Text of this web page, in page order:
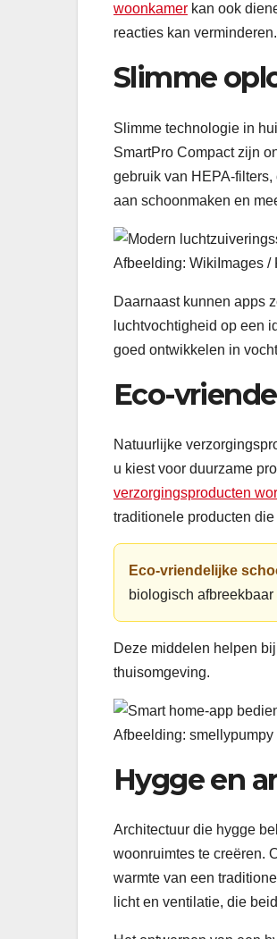
woonkamer kan ook
reacties kan verminderen.
Slimme
Slimme technologie in
SmartPro Compact zijn
gebruik van HEPA-
aan schoonmaken en
Afbeelding: WikiImages /
Daarnaast kunnen apps
luchtvochtigheid op een
goed ontwikkelen in
Eco-
Natuurlijke
u kiest voor duurzame
verzorgingsproducten
traditionele producten
Eco-vriendelijke
biologisch
Deze middelen helpen
thuisomgeving.
Afbeelding: smellypumpy
Hygge en
Architectuur die hygge
woonruimtes te creëren.
warmte van een
licht en ventilatie, die